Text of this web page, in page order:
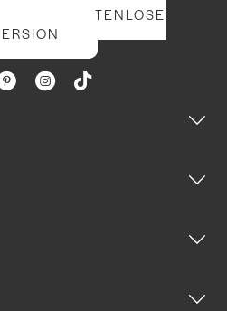
IHRE KOSTENLOSE